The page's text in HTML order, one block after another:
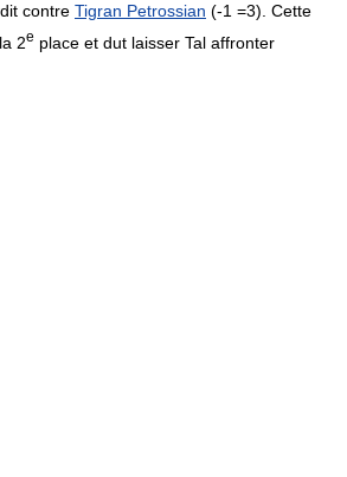
contre Tigran Petrossian (-1 =3). Cette
2e place et dut laisser Tal affronter